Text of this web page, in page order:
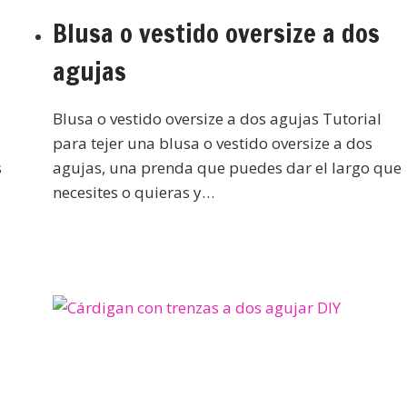
Blusa o vestido oversize a dos
agujas
Blusa o vestido oversize a dos agujas Tutorial
para tejer una blusa o vestido oversize a dos
agujas, una prenda que puedes dar el largo que
necesites o quieras y…